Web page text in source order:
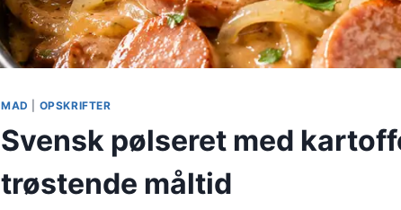
MAD OPSKRIFTER
Svensk pølseret med
trøstende måltid